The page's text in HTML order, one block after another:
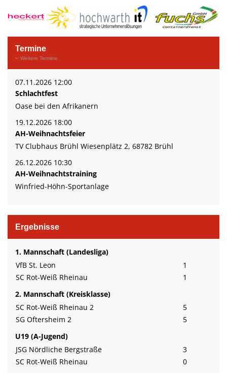
Termine
Weitere Termine
07.11.2026 12:00
Schlachtfest
Oase bei den Afrikanern
19.12.2026 18:00
AH-Weihnachtsfeier
TV Clubhaus Brühl Wiesenplätz 2, 68782 Brühl
26.12.2026 10:30
AH-Weihnachtstraining
Winfried-Höhn-Sportanlage
Ergebnisse
1. Mannschaft (Landesliga)
VfB St. Leon
1
SC Rot-Weiß Rheinau
1
2. Mannschaft (Kreisklasse)
SC Rot-Weiß Rheinau 2
5
SG Oftersheim 2
5
U19 (A-Jugend)
JSG Nördliche Bergstraße
3
SC Rot-Weiß Rheinau
0